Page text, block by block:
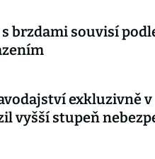
brzdami souvisí
exkluzivně v
vyšší stupeň